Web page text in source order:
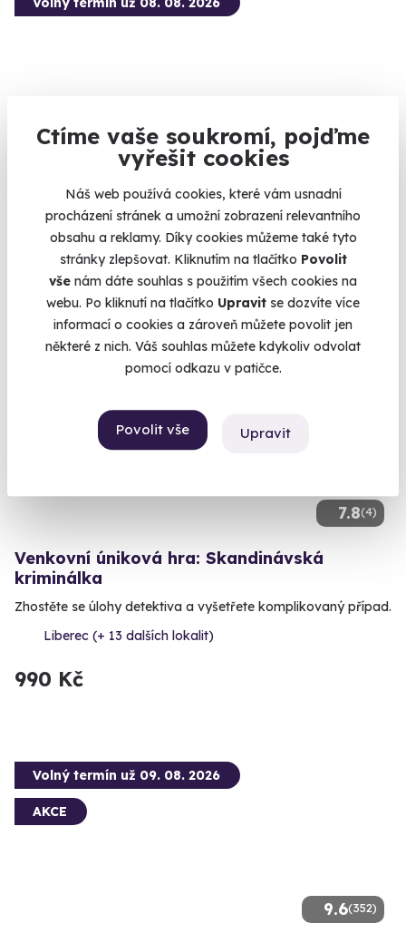
Ctíme vaše soukromí, pojďme
vyřešit cookies
Náš web používá cookies, které vám usnadní
procházení stránek a umožní zobrazení relevantního
obsahu a reklamy. Díky cookies můžeme také tyto
stránky zlepšovat. Kliknutím na tlačítko Povolit
vše nám dáte souhlas s použitím všech cookies na
webu. Po kliknutí na tlačítko Upravit se dozvíte více
informací o cookies a zároveň můžete povolit jen
některé z nich. Váš souhlas můžete kdykoliv odvolat
pomocí odkazu v patičce.
Povolit vše Upravit
4.5(2)
Zahrajte si jedinečnou únikovku v terénu i s dětmi!
Liberec (+ 5 dalších lokalit)
790 Kč
7.8(4)
Volný termín už 08. 08. 2026
Venkovní úniková hra: Skandinávská
kriminálka
Zhostěte se úlohy detektiva a vyšetřete komplikovaný případ.
Liberec (+ 13 dalších lokalit)
990 Kč
9.6(352)
Volný termín už 09. 08. 2026
AKCE